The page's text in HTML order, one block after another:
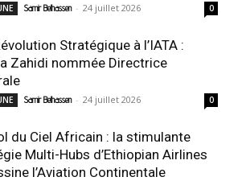
Samir Belhassen - 24 juillet 2026 0
Stratégique à l’IATA :
Zahidi nommée Directrice
Samir Belhassen - 24 juillet 2026 0
du Ciel Africain : la stimulante
Multi-Hubs d’Ethiopian Airlines
l’Aviation Continentale